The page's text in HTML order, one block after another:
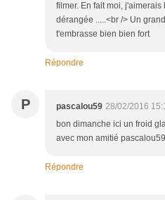
filmer. En fait moi,
dérangée .....<br /> Un
t'embrasse bien bien fort
Répondre
P pascalou59 28/02/2016
bon dimanche ici un froid
avec mon amitié pascalou59
Répondre